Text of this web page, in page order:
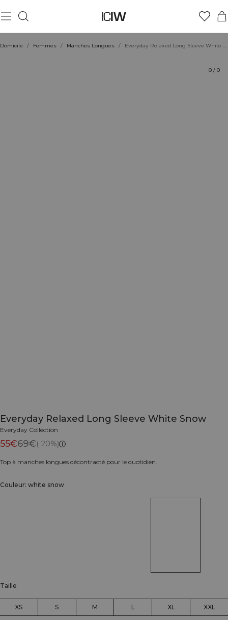
Domicile / Femmes / Manches Longues / Everyday Relaxed Long Sleeve White Snow
0 / 0
Everyday Relaxed Long Sleeve White Snow
Everyday Collection
55€69€(-20%)
Top à manches longues décontracté pour le quotidien.
Couleur: white snow
Taille
XS S M L XL XXL